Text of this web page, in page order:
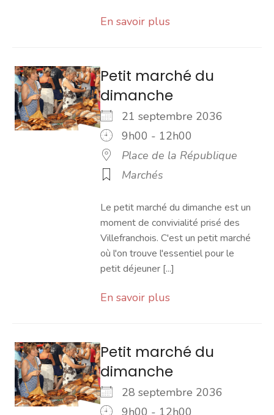
En savoir plus
Petit marché du
dimanche
21 septembre 2036
9h00 - 12h00
Place de la République
Marchés
Le petit marché du dimanche est un
moment de convivialité prisé des
Villefranchois. C'est un petit marché
où l'on trouve l'essentiel pour le
petit déjeuner [...]
En savoir plus
Petit marché du
dimanche
28 septembre 2036
9h00 - 12h00